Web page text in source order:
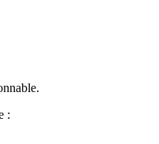
: